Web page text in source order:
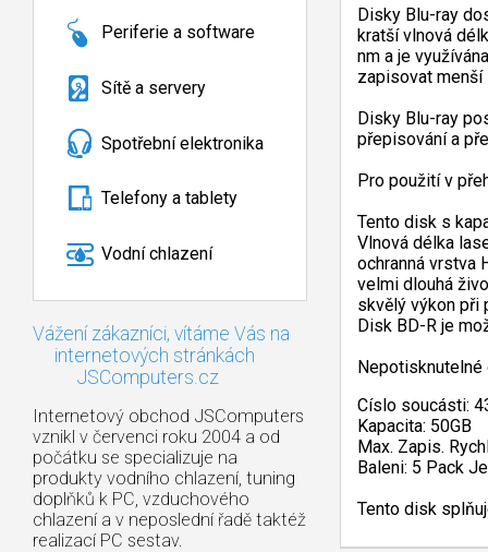
Periferie a software
Sítě a servery
Spotřební elektronika
Telefony a tablety
Vodní chlazení
Vážení zákazníci, vítáme Vás na
internetových stránkách
JSComputers.cz
Internetový obchod JSComputers
vznikl v červenci roku 2004 a od
počátku se specializuje na
produkty vodního chlazení, tuning
doplňků k PC, vzduchového
chlazení a v neposlední řadě taktéž
realizací PC sestav.
Disky Blu-ray
kratší vlnová
nm a je
zapisovat menší
Disky Blu-ray
přepisování a
Pro použití v
Tento disk s
Vlnová délka
ochranná vrstva
velmi dlouhá
skvělý výkon při
Disk BD-R je
Císlo soucásti:
Kapacita: 50GB
Max. Zapis.
Baleni: 5 Pack
Tento disk